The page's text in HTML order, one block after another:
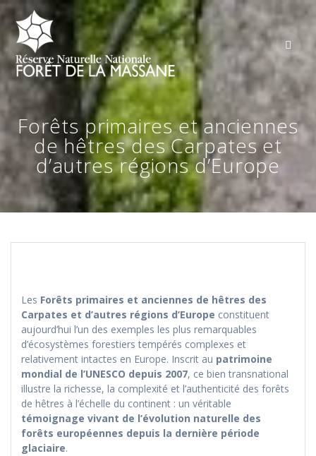
Skip
to
content
Forêts primaires et anciennes
de hêtres des Carpates et
d’autres régions d’Europe
Les Forêts primaires et anciennes de hêtres des
Carpates et d’autres régions d’Europe constituent
aujourd’hui l’un des exemples les plus remarquables
d’écosystèmes forestiers tempérés complexes et
relativement intactes en Europe. Inscrit au patrimoine
mondial de l’UNESCO depuis 2007, ce bien transnational
illustre la richesse, la complexité et l’authenticité des forêts
de hêtres à l’échelle du continent : un véritable
témoignage vivant de l’évolution naturelle des
forêts européennes depuis la dernière période
glaciaire.